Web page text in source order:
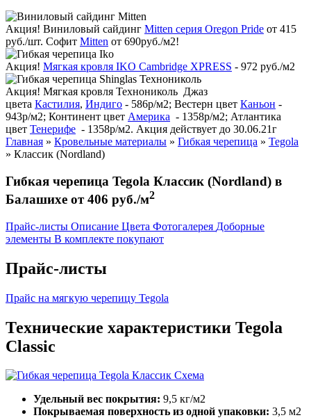
Акция! Виниловый сайдинг Mitten серия Oregon Pride от 415
руб./шт. Софит Mitten от 690руб./м2!
Акция! Мягкая кровля IKO Cambridge XPRESS - 972 руб./м2
Акция! Мягкая кровля Технониколь Джаз
цвета Кастилия, Индиго - 586р/м2; Вестерн цвет Каньон -
943р/м2; Континент цвет Америка - 1358р/м2; Атлантика
цвет Тенерифе - 1358р/м2. Акция действует до 30.06.21г
Главная » Кровельные материалы » Гибкая черепица » Tegola
» Классик (Nordland)
Гибкая черепица Tegola Классик (Nordland) в
Балашихе от 406 руб./м2
Прайс-листы Описание Цвета Фотогалерея Доборные
элементы В комплекте покупают
Прайс-листы
Прайс на мягкую черепицу Tegola
Технические характеристики Tegola
Classic
Удельный вес покрытия: 9,5 кг/м2
Покрываемая поверхность из одной упаковки: 3,5 м2